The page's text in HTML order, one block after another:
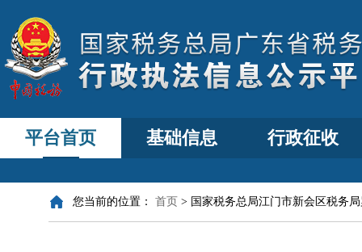
平台首页 基础信息 行政征收
您当前的位置： 首页 > 国家税务总局江门市新会区税务